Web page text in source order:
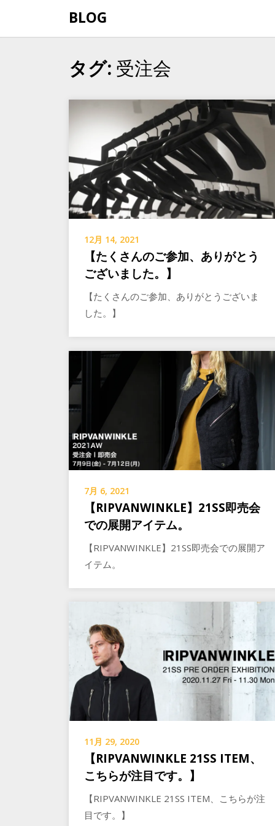
content
BLOG
タグ: 受注会
12月 14, 2021
【たくさんのご参加、ありがとう
ございました。】
【たくさんのご参加、ありがとうございま
した。】
7月 6, 2021
【RIPVANWINKLE】21SS即売会
での展開アイテム。
【RIPVANWINKLE】21SS即売会での展開ア
イテム。
11月 29, 2020
【RIPVANWINKLE 21SS ITEM、
こちらが注目です。】
【RIPVANWINKLE 21SS ITEM、こちらが注
目です。】